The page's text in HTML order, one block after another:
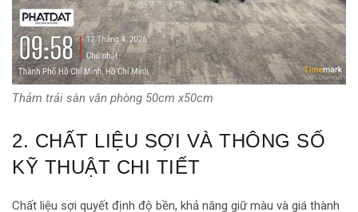
Thảm trải sàn văn phòng 50cm x50cm
2. CHẤT LIỆU SỢI VÀ THÔNG SỐ
KỸ THUẬT CHI TIẾT
Chất liệu sợi quyết định độ bền, khả năng giữ màu và giá thành